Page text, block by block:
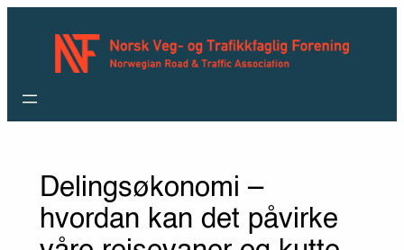
Delingsøkonomi –
hvordan kan det påvirke